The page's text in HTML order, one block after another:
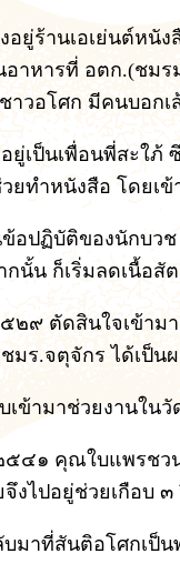
อยู่ร้านเอเย่นต์หนั
าหารที่ อตก.(ชมร
าวอโศก มีคนบอก
ยู่เป็นเพื่อนพี่สะใภ้
ยทำหนังสือ โดยเข้
อปฏิบัติของนักบว
กนั้น ก็เริ่มลดเนื้อสั
๒๙ ตัดสินใจเข้าม
มร.จตุจักร ได้เป็น
เข้ามาช่วยงานใน
๔๑ คุณใบแพรชวน
งไปอยู่ช่วยเกือบ ๓
บมาที่สันติอโศกเป็